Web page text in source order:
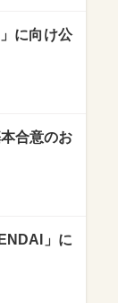
に向け公
合意のお
」に